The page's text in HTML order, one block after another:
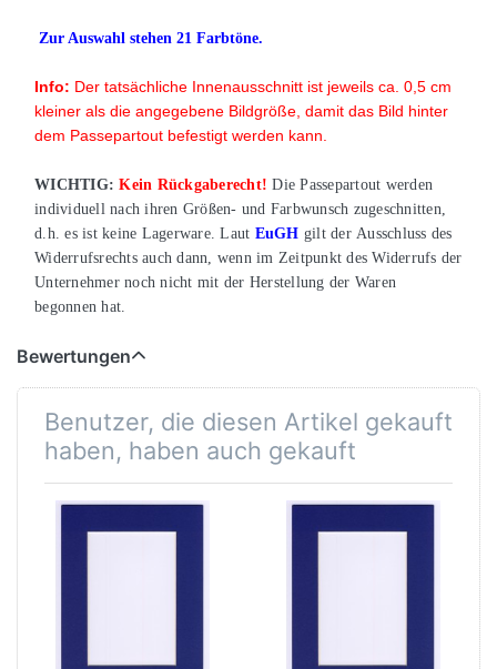
Zur Auswahl stehen 21 Farbtöne.
Info: Der tatsächliche Innenausschnitt ist jeweils ca. 0,5 cm
kleiner als die angegebene Bildgröße, damit das Bild hinter
dem Passepartout befestigt werden kann.
WICHTIG:Kein Rückgaberecht! Die Passepartout werden
individuell nach ihren Größen- und Farbwunsch zugeschnitten,
d.h. es ist keine Lagerware. Laut EuGH gilt der Ausschluss des
Widerrufsrechts auch dann, wenn im Zeitpunkt des Widerrufs der
Unternehmer noch nicht mit der Herstellung der Waren
begonnen hat.
Bewertungen
Benutzer, die diesen Artikel gekauft
haben, haben auch gekauft